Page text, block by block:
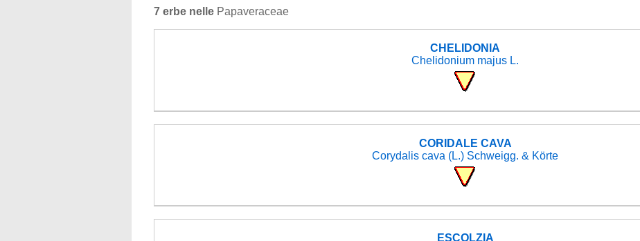
7 erbe nelle Papaveraceae
CHELIDONIA
Chelidonium majus L.
CORIDALE CAVA
Corydalis cava (L.) Schweigg. & Körte
ESCOLZIA